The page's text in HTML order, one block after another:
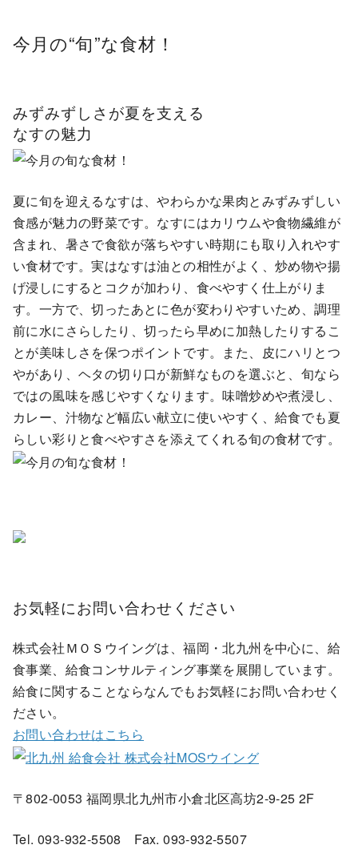
今月の“旬”な食材！
みずみずしさが夏を支える
なすの魅力
夏に旬を迎えるなすは、やわらかな果肉とみずみずしい
食感が魅力の野菜です。なすにはカリウムや食物繊維が
含まれ、暑さで食欲が落ちやすい時期にも取り入れやす
い食材です。実はなすは油との相性がよく、炒め物や揚
げ浸しにするとコクが加わり、食べやすく仕上がりま
す。一方で、切ったあとに色が変わりやすいため、調理
前に水にさらしたり、切ったら早めに加熱したりするこ
とが美味しさを保つポイントです。また、皮にハリとつ
やがあり、ヘタの切り口が新鮮なものを選ぶと、旬なら
ではの風味を感じやすくなります。味噌炒めや煮浸し、
カレー、汁物など幅広い献立に使いやすく、給食でも夏
らしい彩りと食べやすさを添えてくれる旬の食材です。
お気軽にお問い合わせください
株式会社ＭＯＳウイングは、福岡・北九州を中心に、給
食事業、給食コンサルティング事業を展開しています。
給食に関することならなんでもお気軽にお問い合わせく
ださい。
お問い合わせはこちら
〒802-0053 福岡県北九州市小倉北区高坊2-9-25 2F
Tel. 093-932-5508 Fax. 093-932-5507